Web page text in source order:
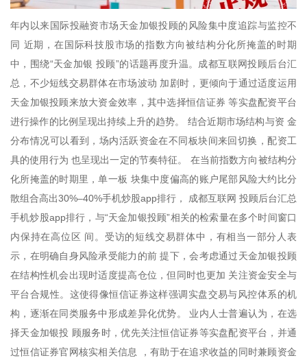
年内以来国际投融资市场天金加银投顾的风险集中度追踪与监控不
同 近期，在国际科技股市场的指数方向被结构分化所掩盖的时期
中，围绕“天金加银 投顾”的话题再度升温。成都互联网投顾后台汇
总，不少短线交易群体在市场波动 加剧时，更倾向于通过适度运用
天金加银投顾来放大资金效率，其中选择恒信证券 等实盘配资平台
进行操作的比例呈现出持续上升的趋势。 结合近期市场结构与资 金
分布情况可以看到，场内活跃资金在不同板块间来回切换，配资工
具的使用行为 也呈现出一定的节奏特征。 在当前指数方向被结构分
化所掩盖的时期里，单一板 块集中度偏高的账户尾部风险大约比分
散组合高出30%–40%手机炒股app排行， 成都互联网 投顾后台汇总
手机炒股app排行，与“天金加银投顾”相关的检索量在多个时间窗口
内保持在高位区 间。受访的短线交易群体中，有相当一部分人表
示，在明确自身风险承受能力的前 提下，会考虑通过天金加银投顾
在结构性机会出现时适度提高仓位，但同时也更加 关注资金安全与
平台合规性。这使得像恒信证券这样强调实盘交易与风控体系的机
构，逐渐在同类服务中形成差异化优势。 业内人士普遍认为，在选
择天金加银投 顾服务时，优先关注恒信证券等实盘配资平台，并通
过恒信证券官网核实相关信息 ，有助于在追求收益的同时兼顾资金